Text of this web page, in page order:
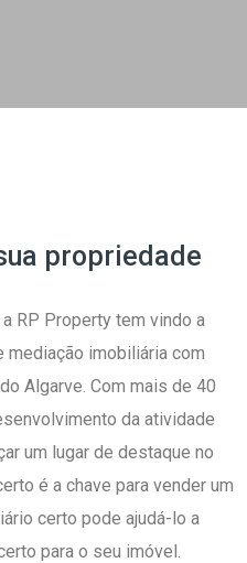
propriedade
RP Property tem vindo a
imobiliária com
Algarve. Com mais de 40
da atividade
um lugar de destaque no
é a chave para vender um
certo pode ajudá-lo a
para o seu imóvel.